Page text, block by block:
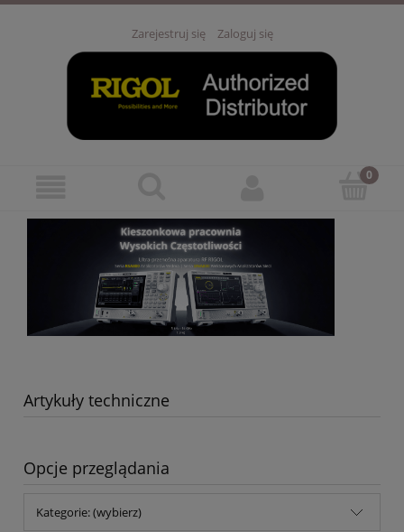
Zarejestruj się Zaloguj się
Artykuły techniczne
Opcje przeglądania
Kategorie: (wybierz)